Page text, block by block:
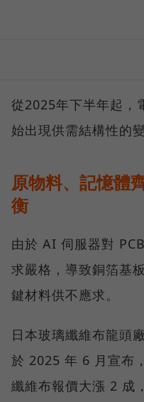
從2025年下半年起，
始出現供需結構性的變
原物料、記憶體
衡
由於 AI 伺服器對
求嚴格，導致銅箔基
鍵材料供不應求。
日本玻璃纖維布龍頭
於 2025 年 6 月宣布
纖維布報價大漲 2 成